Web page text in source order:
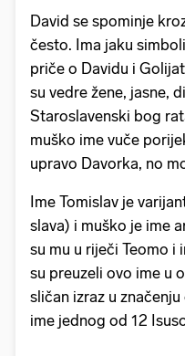
David se spominje
često. Ima jaku
priče o Davidu i
su vedre žene, jasne,
Staroslavenski bog
muško ime vuče
upravo Davorka, no
Ime Tomislav je
slava) i muško je ime
su mu u riječi Teomo i
su preuzeli ovo ime u
sličan izraz u
ime jednog od 12